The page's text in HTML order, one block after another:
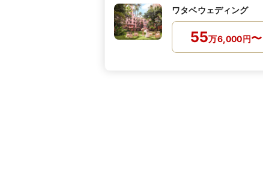
ワタベウェディング
55万6,000円〜